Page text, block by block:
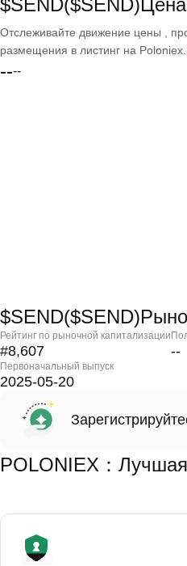
Отслеживайте движение цены ,
размещения в листинг на Poloniex.
----
Рейтинг по рыночной капитализации
#8,607 --
Первоначальный выпуск
2025-05-20
POLONIEX：